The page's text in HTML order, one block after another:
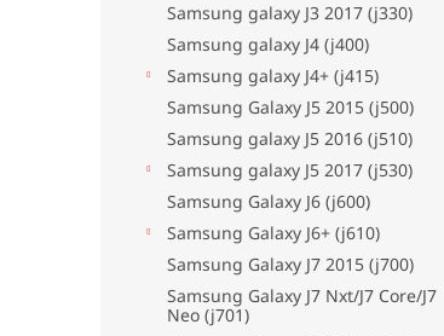
Samsung galaxy J3 2017 (j330)
Samsung galaxy J4 (j400)
Samsung galaxy J4+ (j415)
Samsung Galaxy J5 2015 (j500)
Samsung galaxy J5 2016 (j510)
Samsung galaxy J5 2017 (j530)
Samsung Galaxy J6 (j600)
Samsung Galaxy J6+ (j610)
Samsung Galaxy J7 2015 (j700)
Samsung Galaxy J7 Nxt/J7 Core/J7
Neo (j701)